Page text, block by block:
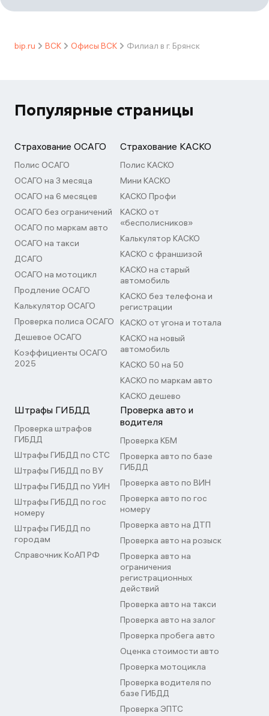
bip.ru ВСК Офисы ВСК Филиал в г. Брянск
Популярные страницы
Страхование ОСАГО
Полис ОСАГО
ОСАГО на 3 месяца
ОСАГО на 6 месяцев
ОСАГО без ограничений
ОСАГО по маркам авто
ОСАГО на такси
ДСАГО
ОСАГО на мотоцикл
Продление ОСАГО
Калькулятор ОСАГО
Проверка полиса ОСАГО
Дешевое ОСАГО
Коэффициенты ОСАГО
2025
Страхование КАСКО
Полис КАСКО
Мини КАСКО
КАСКО Профи
КАСКО от
«бесполисников»
Калькулятор КАСКО
КАСКО с франшизой
КАСКО на старый
автомобиль
КАСКО без телефона и
регистрации
КАСКО от угона и тотала
КАСКО на новый
автомобиль
КАСКО 50 на 50
КАСКО по маркам авто
КАСКО дешево
Штрафы ГИБДД
Проверка штрафов
ГИБДД
Штрафы ГИБДД по СТС
Штрафы ГИБДД по ВУ
Штрафы ГИБДД по УИН
Штрафы ГИБДД по гос
номеру
Штрафы ГИБДД по
городам
Справочник КоАП РФ
Проверка авто и
водителя
Проверка КБМ
Проверка авто по базе
ГИБДД
Проверка авто по ВИН
Проверка авто по гос
номеру
Проверка авто на ДТП
Проверка авто на розыск
Проверка авто на
ограничения
регистрационных
действий
Проверка авто на такси
Проверка авто на залог
Проверка пробега авто
Оценка стоимости авто
Проверка мотоцикла
Проверка водителя по
базе ГИБДД
Проверка ЭПТС